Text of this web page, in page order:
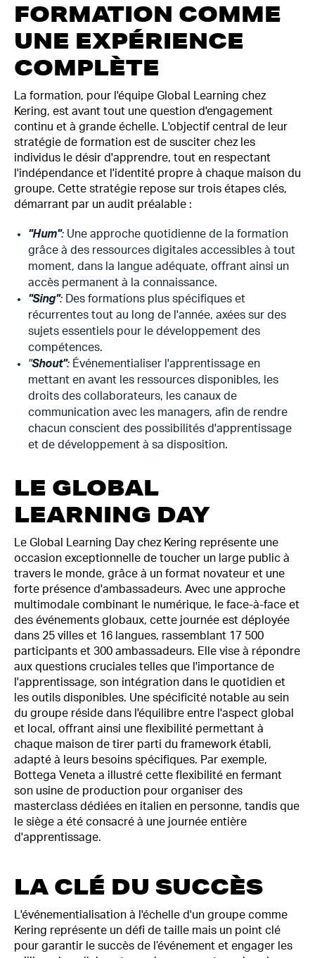
FORMATION COMME
UNE EXPÉRIENCE
COMPLÈTE
La formation, pour l'équipe Global Learning chez
Kering, est avant tout une question d'engagement
continu et à grande échelle. L'objectif central de leur
stratégie de formation est de susciter chez les
individus le désir d'apprendre, tout en respectant
l'indépendance et l'identité propre à chaque maison du
groupe. Cette stratégie repose sur trois étapes clés,
démarrant par un audit préalable :
"Hum": Une approche quotidienne de la formation
grâce à des ressources digitales accessibles à tout
moment, dans la langue adéquate, offrant ainsi un
accès permanent à la connaissance.
"Sing":
Des formations plus spécifiques et
récurrentes tout au long de l'année, axées sur des
sujets essentiels pour le développement des
compétences.
"Shout": Événementialiser l'apprentissage en
mettant en avant les ressources disponibles, les
droits des collaborateurs, les canaux de
communication avec les managers, afin de rendre
chacun conscient des possibilités d'apprentissage
et de développement à sa disposition.
LE GLOBAL
LEARNING DAY
Le Global Learning Day chez Kering représente une
occasion exceptionnelle de toucher un large public à
travers le monde, grâce à un format novateur et une
forte présence d'ambassadeurs. Avec une approche
multimodale combinant le numérique, le face-à-face et
des événements globaux, cette journée est déployée
dans 25 villes et 16 langues, rassemblant 17 500
participants et 300 ambassadeurs. Elle vise à répondre
aux questions cruciales telles que l'importance de
l'apprentissage, son intégration dans le quotidien et
les outils disponibles. Une spécificité notable au sein
du groupe réside dans l'équilibre entre l'aspect global
et local, offrant ainsi une flexibilité permettant à
chaque maison de tirer parti du framework établi,
adapté à leurs besoins spécifiques. Par exemple,
Bottega Veneta a illustré cette flexibilité en fermant
son usine de production pour organiser des
masterclass dédiées en italien en personne, tandis que
le siège a été consacré à une journée entière
d'apprentissage.
LA CLÉ DU SUCCÈS
L'événementialisation à l'échelle d'un groupe comme
Kering représente un défi de taille mais un point clé
pour garantir le succès de l’événement et engager les